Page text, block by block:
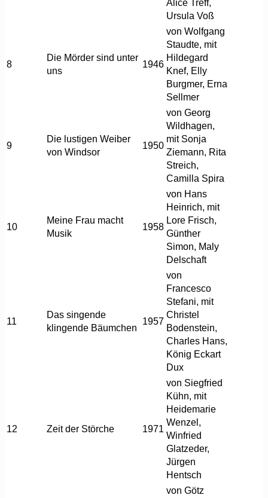
Alice Treff,
Ursula Voß
8
Die Mörder sind unter
uns
1946
von Wolfgang
Staudte, mit
Hildegard
Knef, Elly
Burgmer, Erna
Sellmer
9
Die lustigen Weiber
von Windsor
1950
von Georg
Wildhagen,
mit Sonja
Ziemann, Rita
Streich,
Camilla Spira
10
Meine Frau macht
Musik
1958
von Hans
Heinrich, mit
Lore Frisch,
Günther
Simon, Maly
Delschaft
11
Das singende
klingende Bäumchen
1957
von
Francesco
Stefani, mit
Christel
Bodenstein,
Charles Hans,
König Eckart
Dux
12 Zeit der Störche 1971
von Siegfried
Kühn, mit
Heidemarie
Wenzel,
Winfried
Glatzeder,
Jürgen
Hentsch
von Götz